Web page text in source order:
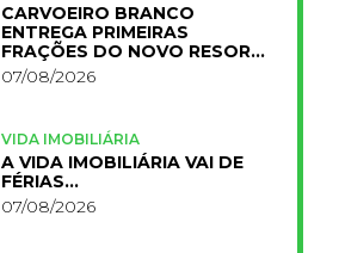
CARVOEIRO BRANCO
ENTREGA PRIMEIRAS
FRAÇÕES DO NOVO RESORT
PRIMELIFE
07/08/2026
VIDA IMOBILIÁRIA
A VIDA IMOBILIÁRIA VAI DE
FÉRIAS…
07/08/2026